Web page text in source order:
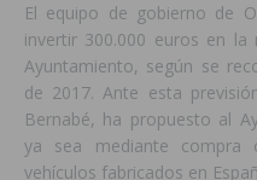
El equipo de gobierno de
invertir 300.000 euros en
Ayuntamiento, según se
de 2017. Ante esta
Bernabé, ha propuesto al
ya sea mediante compra
vehículos fabricados en